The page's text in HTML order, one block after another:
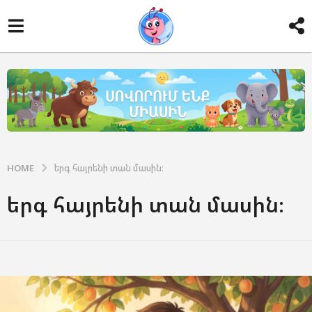
HOME երգ հայրենի տան մասին։
երգ հայրենի տան մասին։